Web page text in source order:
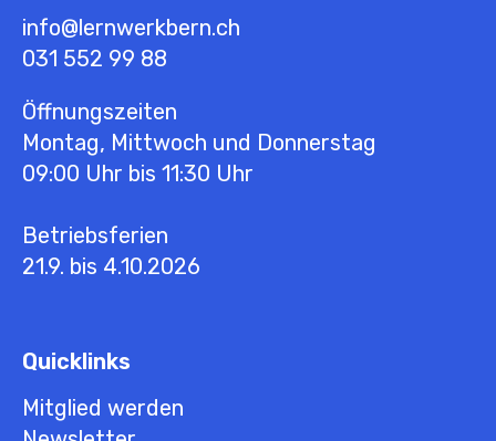
info@lernwerkbern.ch
031 552 99 88
Öffnungszeiten
Montag, Mittwoch und Donnerstag
09:00 Uhr bis 11:30 Uhr
Betriebsferien
21.9. bis 4.10.2026
Quicklinks
Mitglied werden